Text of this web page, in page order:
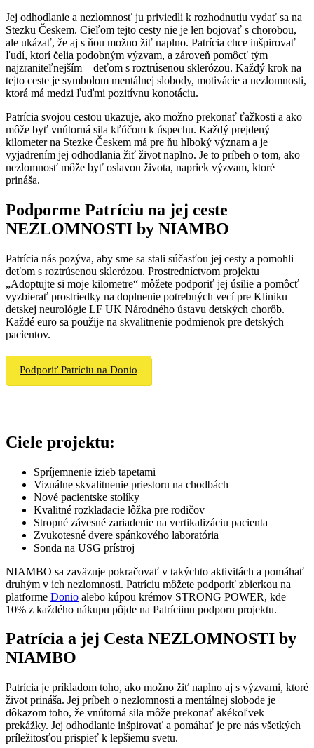
Jej odhodlanie a nezlomnosť ju priviedli k rozhodnutiu vydať sa na
Stezku Českem. Cieľom tejto cesty nie je len bojovať s chorobou,
ale ukázať, že aj s ňou možno žiť naplno. Patrícia chce inšpirovať
ľudí, ktorí čelia podobným výzvam, a zároveň pomôcť tým
najzraniteľnejším – deťom s roztrúsenou sklerózou. Každý krok na
tejto ceste je symbolom mentálnej slobody, motivácie a nezlomnosti,
ktorá má medzi ľuďmi pozitívnu konotáciu.
Patrícia svojou cestou ukazuje, ako možno prekonať ťažkosti a ako
môže byť vnútorná sila kľúčom k úspechu. Každý prejdený
kilometer na Stezke Českem má pre ňu hlboký význam a je
vyjadrením jej odhodlania žiť život naplno. Je to príbeh o tom, ako
nezlomnosť môže byť oslavou života, napriek výzvam, ktoré
prináša.
Podporme Patríciu na jej ceste
NEZLOMNOSTI by NIAMBO
Patrícia nás pozýva, aby sme sa stali súčasťou jej cesty a pomohli
deťom s roztrúsenou sklerózou. Prostredníctvom projektu
„Adoptujte si moje kilometre“ môžete podporiť jej úsilie a pomôcť
vyzbierať prostriedky na doplnenie potrebných vecí pre Kliniku
detskej neurológie LF UK Národného ústavu detských chorôb.
Každé euro sa použije na skvalitnenie podmienok pre detských
pacientov.
Podporiť Patríciu na Donio
Ciele projektu:
Spríjemnenie izieb tapetami
Vizuálne skvalitnenie priestoru na chodbách
Nové pacientske stolíky
Kvalitné rozkladacie lôžka pre rodičov
Stropné závesné zariadenie na vertikalizáciu pacienta
Zvukotesné dvere spánkového laboratória
Sonda na USG prístroj
NIAMBO sa zaväzuje pokračovať v takýchto aktivitách a pomáhať
druhým v ich nezlomnosti. Patríciu môžete podporiť zbierkou na
platforme Donio alebo kúpou krémov STRONG POWER, kde
10% z každého nákupu pôjde na Patríciinu podporu projektu.
Patrícia a jej Cesta NEZLOMNOSTI by
NIAMBO
Patrícia je príkladom toho, ako možno žiť naplno aj s výzvami, ktoré
život prináša. Jej príbeh o nezlomnosti a mentálnej slobode je
dôkazom toho, že vnútorná sila môže prekonať akékoľvek
prekážky. Jej odhodlanie inšpirovať a pomáhať je pre nás všetkých
príležitosťou prispieť k lepšiemu svetu.